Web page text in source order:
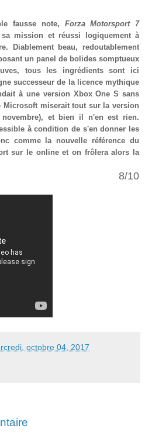
fausse note, Forza Motorsport 7
mission et réussi logiquement à
Diablement beau, redoutablement
un panel de bolides somptueux
tous les ingrédients sont ici
successeur de la licence mythique
à une version Xbox One S sans
Microsoft miserait tout sur la version
et bien il n'en est rien.
à condition de s'en donner les
comme la nouvelle référence du
sur le online et on frôlera alors la
8/10
octobre 04, 2017